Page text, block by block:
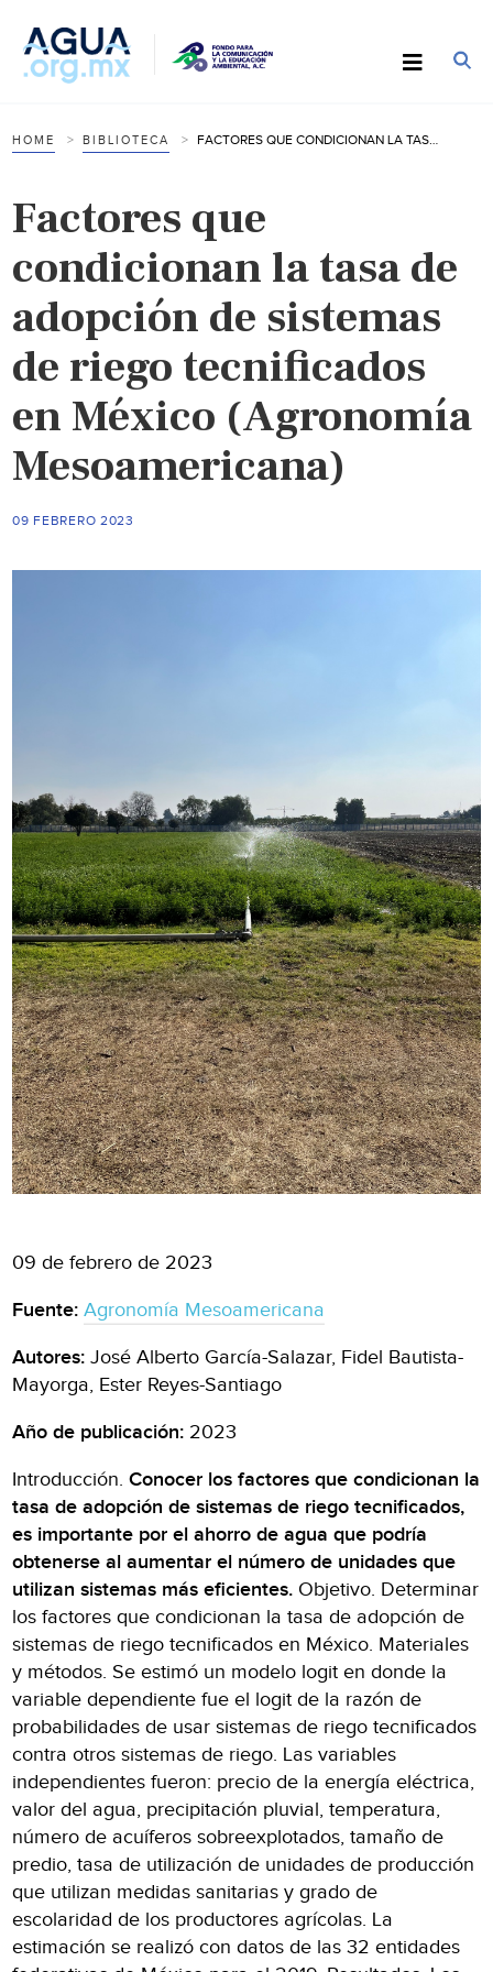
HOME BIBLIOTECA
Factores que
condicionan la tasa de
adopción de sistemas
de riego tecnificados
en México (Agronomía
Mesoamericana)
09 FEBRERO 2023
09 de febrero de 2023
Fuente:Agronomía Mesoamericana
Autores:José Alberto García-Salazar, Fidel Bautista-
Mayorga, Ester Reyes-Santiago
Año de publicación: 2023
Introducción.Conocer los factores que condicionan la
tasa de adopción de sistemas de riego tecnificados,
es importante por el ahorro de agua que podría
obtenerse al aumentar el número de unidades que
utilizan sistemas más eficientes. Objetivo. Determinar
los factores que condicionan la tasa de adopción de
sistemas de riego tecnificados en México. Materiales
y métodos. Se estimó un modelo logit en donde la
variable dependiente fue el logit de la razón de
probabilidades de usar sistemas de riego tecnificados
contra otros sistemas de riego. Las variables
independientes fueron: precio de la energía eléctrica,
valor del agua, precipitación pluvial, temperatura,
número de acuíferos sobreexplotados, tamaño de
predio, tasa de utilización de unidades de producción
que utilizan medidas sanitarias y grado de
escolaridad de los productores agrícolas. La
estimación se realizó con datos de las 32 entidades